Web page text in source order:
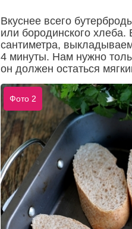
Вкуснее всего
или бородинского
сантиметра,
4 минуты. Нам нужно
он должен остаться
Фото 2